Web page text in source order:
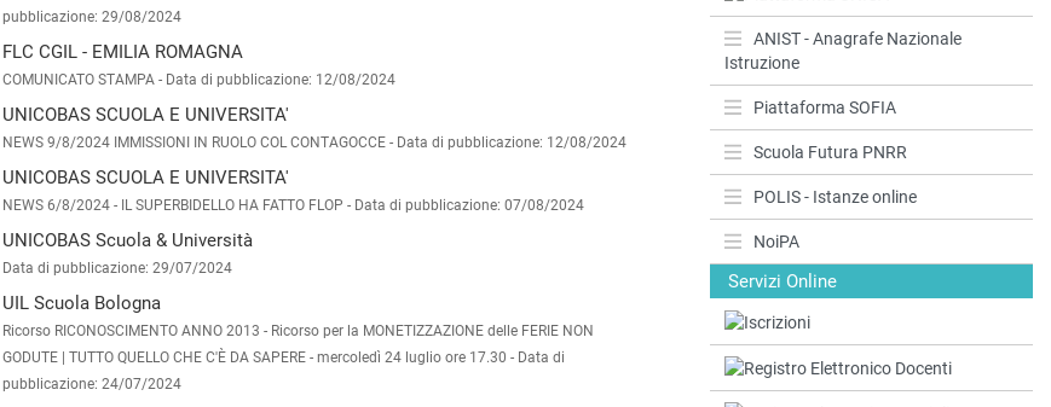
pubblicazione: 29/08/2024
FLC CGIL - EMILIA ROMAGNA
COMUNICATO STAMPA - Data di pubblicazione: 12/08/2024
UNICOBAS SCUOLA E UNIVERSITA'
NEWS 9/8/2024 IMMISSIONI IN RUOLO COL CONTAGOCCE - Data di pubblicazione: 12/08/2024
UNICOBAS SCUOLA E UNIVERSITA'
NEWS 6/8/2024 - IL SUPERBIDELLO HA FATTO FLOP - Data di pubblicazione: 07/08/2024
UNICOBAS Scuola & Università
Data di pubblicazione: 29/07/2024
UIL Scuola Bologna
Ricorso RICONOSCIMENTO ANNO 2013 - Ricorso per la MONETIZZAZIONE delle FERIE NON
GODUTE | TUTTO QUELLO CHE C'È DA SAPERE - mercoledì 24 luglio ore 17.30 - Data di
pubblicazione: 24/07/2024
ANIST - Anagrafe Nazionale
Istruzione
Piattaforma SOFIA
Scuola Futura PNRR
POLIS - Istanze online
NoiPA
Servizi Online